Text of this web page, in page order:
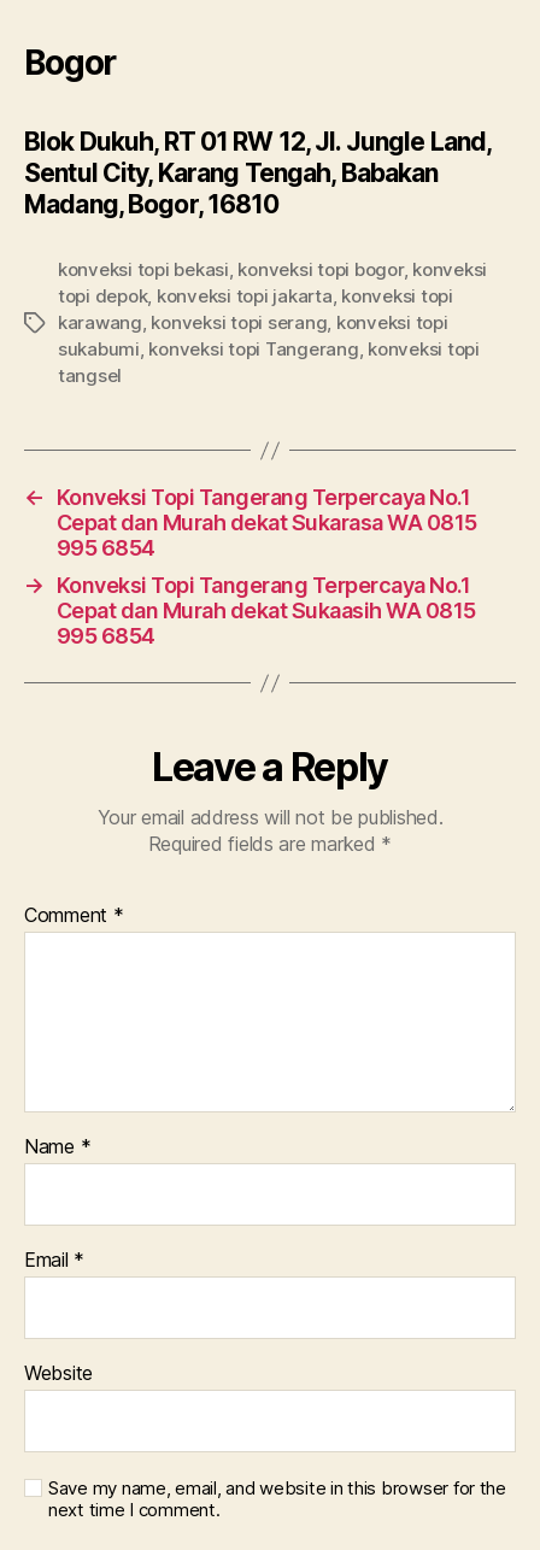
Bogor
Blok Dukuh, RT 01 RW 12, Jl. Jungle Land,
Sentul City, Karang Tengah, Babakan
Madang, Bogor, 16810
Tags
konveksi topi bekasi, konveksi topi bogor, konveksi
topi depok, konveksi topi jakarta, konveksi topi
karawang, konveksi topi serang, konveksi topi
sukabumi, konveksi topi Tangerang, konveksi topi
tangsel
←
Konveksi Topi Tangerang Terpercaya No.1
Cepat dan Murah dekat Sukarasa WA 0815
995 6854
→
Konveksi Topi Tangerang Terpercaya No.1
Cepat dan Murah dekat Sukaasih WA 0815
995 6854
Leave a Reply
Your email address will not be published.
Required fields are marked *
Comment *
Name *
Email *
Website
Save my name, email, and website in this browser for the
next time I comment.